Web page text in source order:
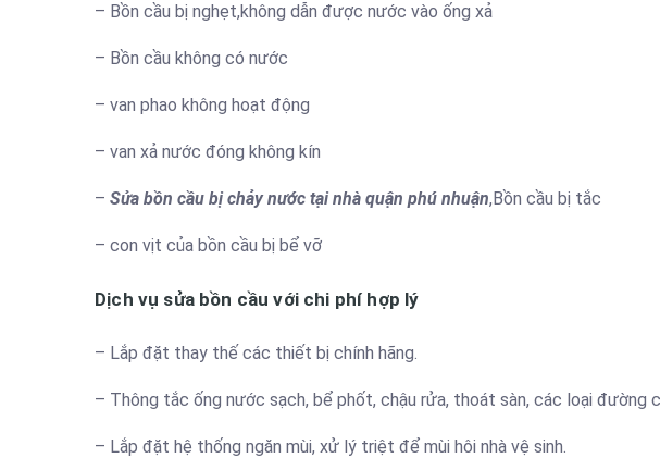
– Bồn cầu bị nghẹt,không dẫn được nước vào ống xả
– Bồn cầu không có nước
– van phao không hoạt động
– van xả nước đóng không kín
– Sửa bồn cầu bị chảy nước tại nhà quận phú nhuận,Bồn cầu bị tắc
– con vịt của bồn cầu bị bể vỡ
Dịch vụ sửa bồn cầu với chi phí hợp lý
– Lắp đặt thay thế các thiết bị chính hãng.
– Thông tắc ống nước sạch, bể phốt, chậu rửa, thoát sàn, các loại đường
– Lắp đặt hệ thống ngăn mùi, xử lý triệt để mùi hôi nhà vệ sinh.